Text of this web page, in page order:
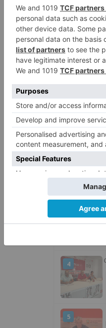
detenido presunto
exploitación
sexual
1
2
4
5